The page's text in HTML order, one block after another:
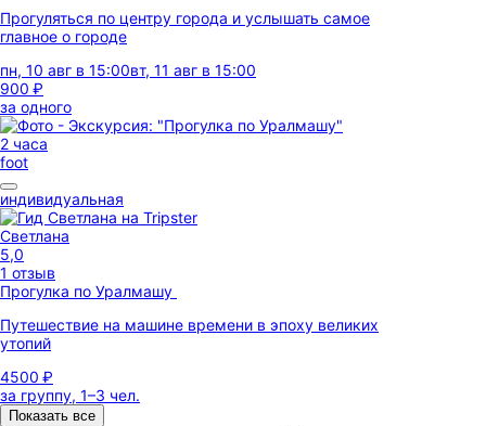
Прогуляться по центру города и услышать самое
главное о городе
пн, 10 авг в 15:00вт, 11 авг в 15:00
900 ₽
за одного
2 часа
foot
индивидуальная
Светлана
5,0
1 отзыв
Прогулка по Уралмашу
Путешествие на машине времени в эпоху великих
утопий
4500 ₽
за группу, 1–3 чел.
Показать все